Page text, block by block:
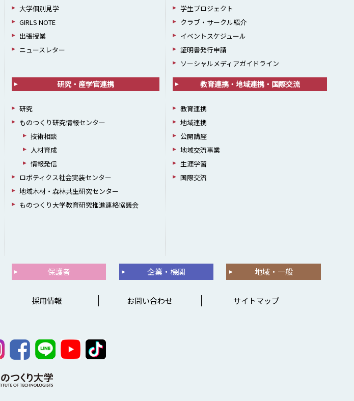
大学個別見学
GIRLS NOTE
出張授業
ニュースレター
研究・産学官連携
研究
ものつくり研究情報センター
技術相談
人材育成
情報発信
ロボティクス社会実装センター
地域木材・森林共生研究センター
ものつくり大学教育研究推進連絡協議会
学生プロジェクト
クラブ・サークル紹介
イベントスケジュール
証明書発行申請
ソーシャルメディアガイドライン
教育連携・地域連携・国際交流
教育連携
地域連携
公開講座
地域交流事業
生涯学習
国際交流
保護者 企業・機関 地域・一般
採用情報 お問い合わせ サイトマップ